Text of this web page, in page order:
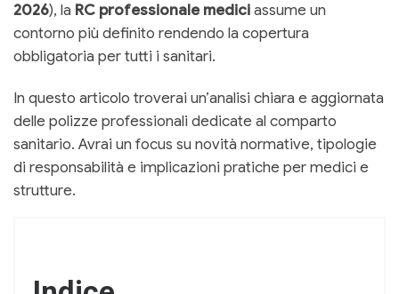
2026), la RC professionale mediciassume un
contorno più definito rendendo la copertura
obbligatoria per tutti i sanitari.
In questo articolo troverai un’analisi chiara e aggiornata
delle polizze professionali dedicate al comparto
sanitario. Avrai un focus su novità normative, tipologie
di responsabilità e implicazioni pratiche per medici e
strutture.